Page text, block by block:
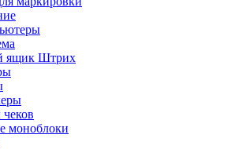
ящик Штрих
моноблоки